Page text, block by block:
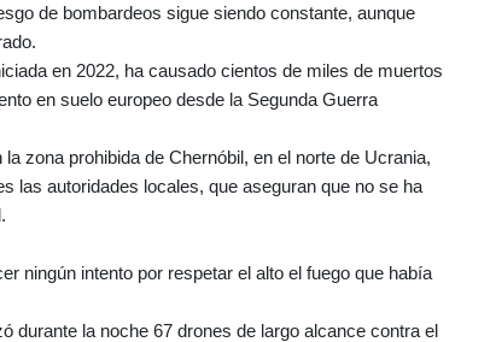
de bombardeos sigue siendo constante, aunque
en 2022, ha causado cientos de miles de muertos
en suelo europeo desde la Segunda Guerra
zona prohibida de Chernóbil, en el norte de Ucrania,
las autoridades locales, que aseguran que no se ha
ningún intento por respetar el alto el fuego que había
durante la noche 67 drones de largo alcance contra el